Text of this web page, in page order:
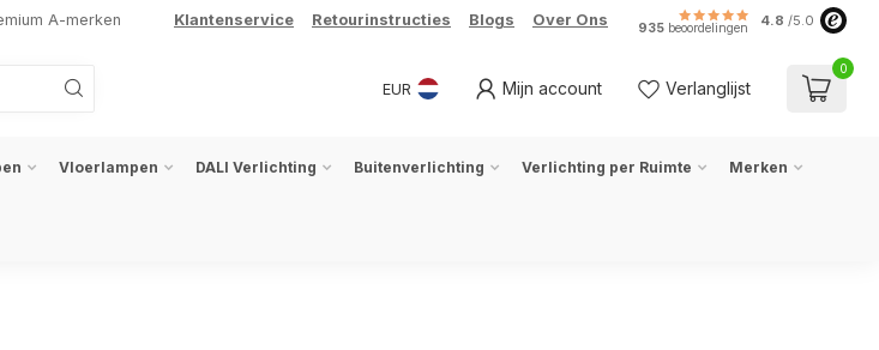
A-merken Klantenservice Retourinstructies Blogs Over Ons 935 beoordelingen 4.8 /5.0
EUR Mijn account Verlanglijst
0
Vloerlampen DALI Verlichting Buitenverlichting Verlichting per Ruimte Merken